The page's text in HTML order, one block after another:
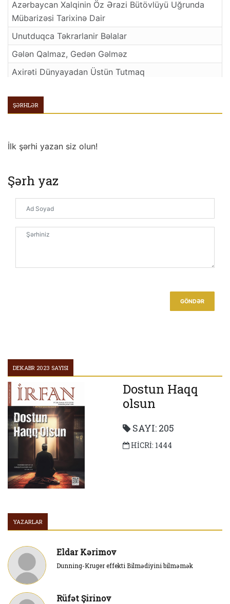
Azərbaycan Xalqinin Öz Ərazi Bütövlüyü Uğrunda
Mübarizəsi Tarixinə Dair
Unutduqca Təkrarlanir Bəlalar
Gələn Qаlmаz, Gеdən Gəlməz
Axirəti Dünyayadan Üstün Tutmaq
Saləbə Hədisindən Günümüzə Əkslər
Kimləri Sevməliyik?
İqtisad və israf
Qərib Ellərdə Saralib Solan
ŞƏRHLƏR
İlk şərhi yazan siz olun!
Şərh yaz
GÖNDƏR
DEKABR 2023 SAYISI
Dostun Haqq
olsun
SAYI: 205
HİCRİ: 1444
YAZARLAR
Eldar Kərimov
Dunning-Kruger effekti Bilmədiyini bilməmək
Rüfət Şirinov